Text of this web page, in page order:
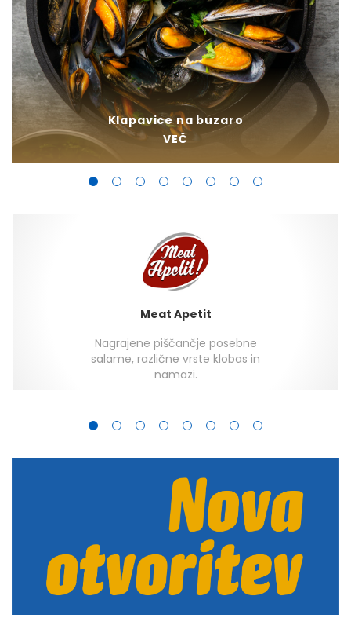
Klapavice na buzaro
VEČ
Meat Apetit
Nagrajene piščančje posebne
salame, različne vrste klobas in
namazi.